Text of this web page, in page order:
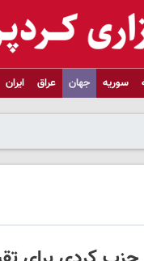
سوریه جهان عراق ایران